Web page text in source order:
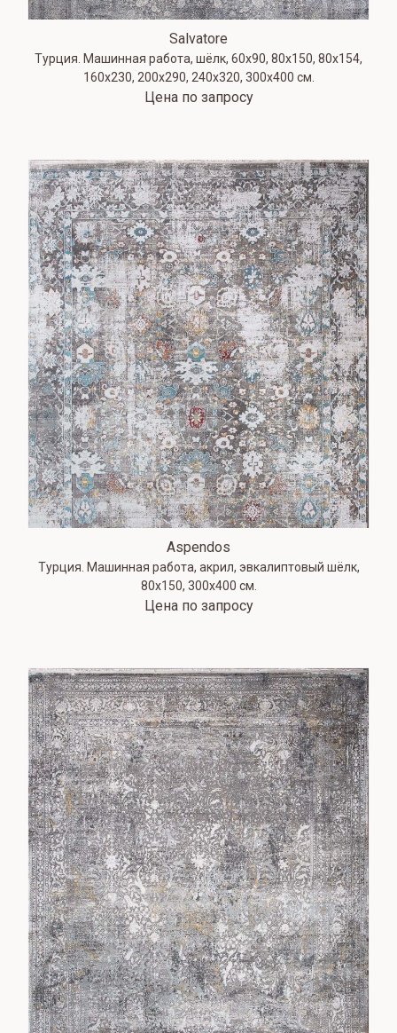
Salvatore
Турция. Машинная работа, шёлк, 60х90, 80х150, 80х154,
160х230, 200х290, 240х320, 300х400 см.
Цена по запросу
Aspendos
Турция. Машинная работа, акрил, эвкалиптовый шёлк,
80х150, 300х400 см.
Цена по запросу